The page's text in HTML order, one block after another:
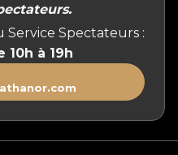
Service Spectateurs :
à 19h